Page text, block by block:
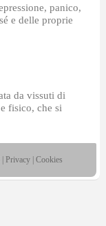
panico,
e delle proprie
da vissuti di
fisico, che si
Privacy Cookies